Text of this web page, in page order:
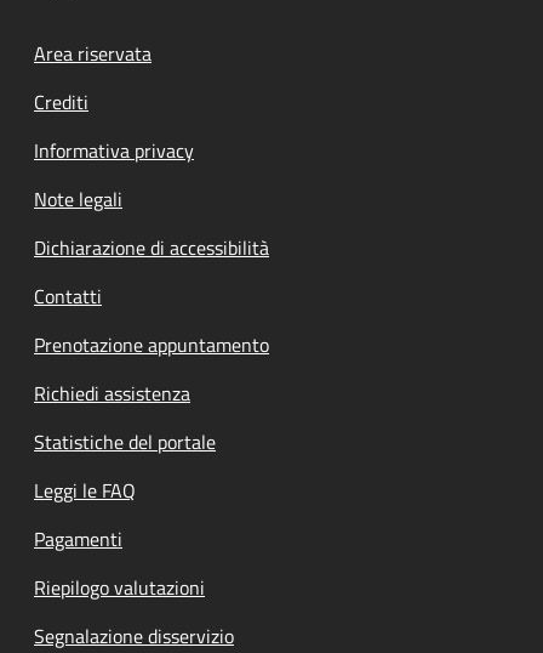
Footer menu
Area riservata
Crediti
Informativa privacy
Note legali
Dichiarazione di accessibilità
Contatti
Prenotazione appuntamento
Richiedi assistenza
Statistiche del portale
Leggi le FAQ
Pagamenti
Riepilogo valutazioni
Segnalazione disservizio